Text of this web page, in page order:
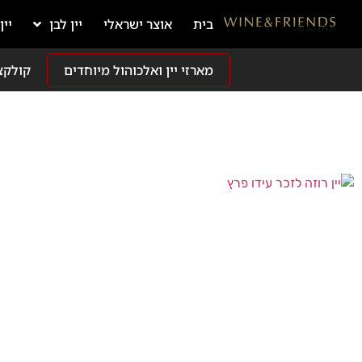
בית אוצר ישראלי יין לבן
מארזי יין ואלכוהול מיוחדים